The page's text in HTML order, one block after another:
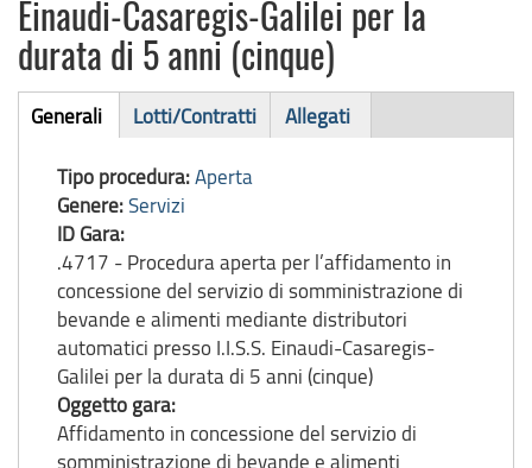
Einaudi-Casaregis-Galilei per la
durata di 5 anni (cinque)
Bando
gara
Generali
attiva)
Lotti/Contratti Allegati
Tipo procedura:Aperta
Genere:Servizi
ID Gara:
.4717 - Procedura aperta per l’affidamento in
concessione del servizio di somministrazione di
bevande e alimenti mediante distributori
automatici presso I.I.S.S. Einaudi-Casaregis-
Galilei per la durata di 5 anni (cinque)
Oggetto gara:
Affidamento in concessione del servizio di
somministrazione di bevande e alimenti